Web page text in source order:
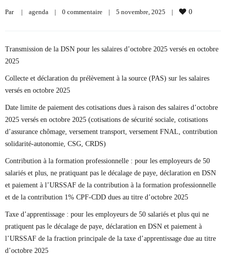
Par | agenda | 0 commentaire | 5 novembre, 2025 | 0
Transmission de la DSN pour les salaires d’octobre 2025 versés en octobre
2025
Collecte et déclaration du prélèvement à la source (PAS) sur les salaires
versés en octobre 2025
Date limite de paiement des cotisations dues à raison des salaires d’octobre
2025 versés en octobre 2025 (cotisations de sécurité sociale, cotisations
d’assurance chômage, versement transport, versement FNAL, contribution
solidarité-autonomie, CSG, CRDS)
Contribution à la formation professionnelle : pour les employeurs de 50
salariés et plus, ne pratiquant pas le décalage de paye, déclaration en DSN
et paiement à l’URSSAF de la contribution à la formation professionnelle
et de la contribution 1% CPF-CDD dues au titre d’octobre 2025
Taxe d’apprentissage : pour les employeurs de 50 salariés et plus qui ne
pratiquent pas le décalage de paye, déclaration en DSN et paiement à
l’URSSAF de la fraction principale de la taxe d’apprentissage due au titre
d’octobre 2025